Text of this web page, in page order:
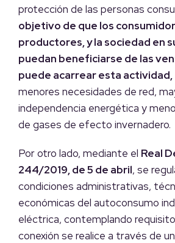
protección de las personas
objetivo de que los
productores, y la sociedad en
puedan beneficiarse de las
puede acarrear esta actividad,
menores necesidades de red,
independencia energética y
de gases de efecto invernadero.
Por otro lado, mediante el Real
244/2019, de 5 de abril, se
condiciones administrativas,
económicas del autoconsumo
eléctrica, contemplando
conexión se realice a través de